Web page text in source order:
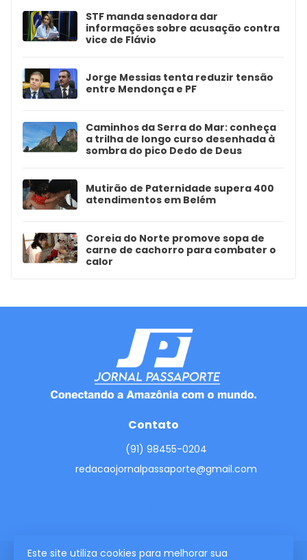
STF manda senadora dar
informações sobre acusação contra
vice de Flávio
Jorge Messias tenta reduzir tensão
entre Mendonça e PF
Caminhos da Serra do Mar: conheça
a trilha de longo curso desenhada à
sombra do pico Dedo de Deus
Mutirão de Paternidade supera 400
atendimentos em Belém
Coreia do Norte promove sopa de
carne de cachorro para combater o
calor
Este site utiliza cookies para melhorar sua
Contato
(91) 98455-0204
redacaojornalpassaporte@gmail.com